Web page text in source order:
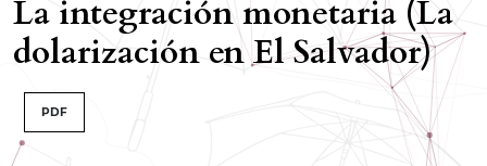
La integración monetaria (La
dolarización en El Salvador)
PDF